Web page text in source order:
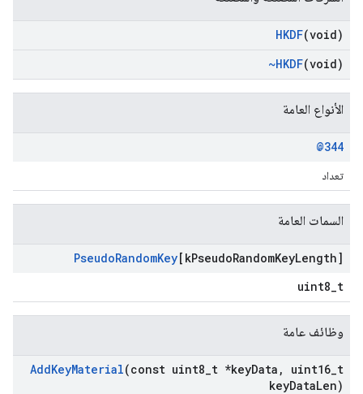
HKDF(void)
~HKDF(void)
الأنواع العامة
@344
تعداد
السمات العامة
PseudoRandomKey[kPseudoRandomKeyLength]
uint8_t
وظائف عامة
AddKeyMaterial(const uint8 t *keyData , uint16 t
keyDataLen)